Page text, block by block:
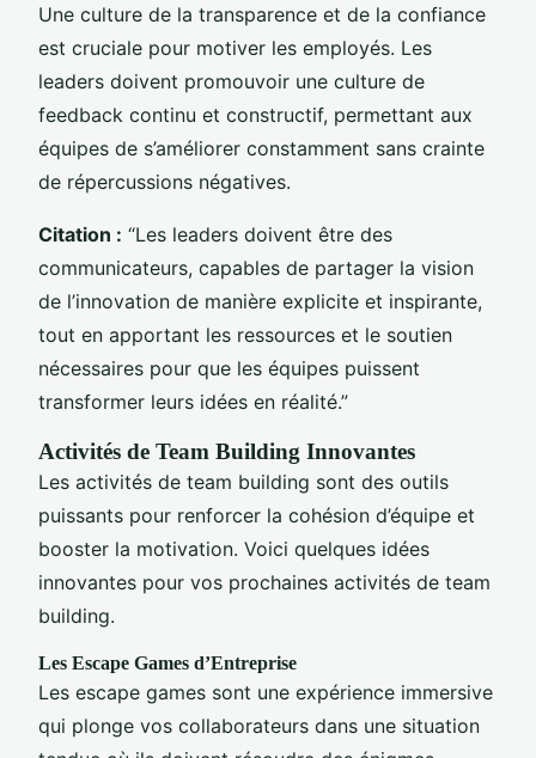
Une culture de la transparence et de la confiance
est cruciale pour motiver les employés. Les
leaders doivent promouvoir une culture de
feedback continu et constructif, permettant aux
équipes de s’améliorer constamment sans crainte
de répercussions négatives.
Citation : “Les leaders doivent être des
communicateurs, capables de partager la vision
de l’innovation de manière explicite et inspirante,
tout en apportant les ressources et le soutien
nécessaires pour que les équipes puissent
transformer leurs idées en réalité.”
Activités de Team Building Innovantes
Les activités de team building sont des outils
puissants pour renforcer la cohésion d’équipe et
booster la motivation. Voici quelques idées
innovantes pour vos prochaines activités de team
building.
Les Escape Games d’Entreprise
Les escape games sont une expérience immersive
qui plonge vos collaborateurs dans une situation